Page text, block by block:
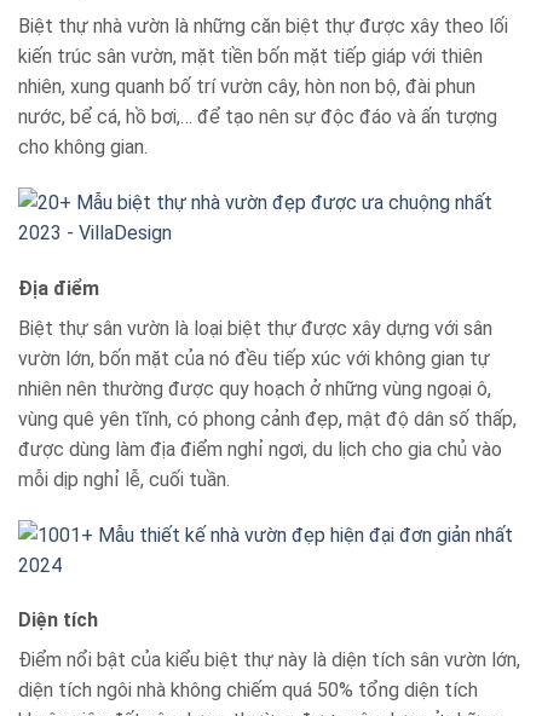
Biệt thự nhà vườn là những căn biệt thự được xây theo lối
kiến trúc sân vườn, mặt tiền bốn mặt tiếp giáp với thiên
nhiên, xung quanh bố trí vườn cây, hòn non bộ, đài phun
nước, bể cá, hồ bơi,… để tạo nên sự độc đáo và ấn tượng
cho không gian.
Địa điểm
Biệt thự sân vườn là loại biệt thự được xây dựng với sân
vườn lớn, bốn mặt của nó đều tiếp xúc với không gian tự
nhiên nên thường được quy hoạch ở những vùng ngoại ô,
vùng quê yên tĩnh, có phong cảnh đẹp, mật độ dân số thấp,
được dùng làm địa điểm nghỉ ngơi, du lịch cho gia chủ vào
mỗi dịp nghỉ lễ, cuối tuần.
Diện tích
Điểm nổi bật của kiểu biệt thự này là diện tích sân vườn lớn,
diện tích ngôi nhà không chiếm quá 50% tổng diện tích